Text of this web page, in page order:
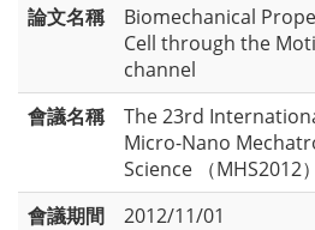
論文名稱
Biomechanical
Cell through the
channel
會議名稱
The 23rd
Micro-Nano
Science （MHS2012）
會議期間
2012/11/01